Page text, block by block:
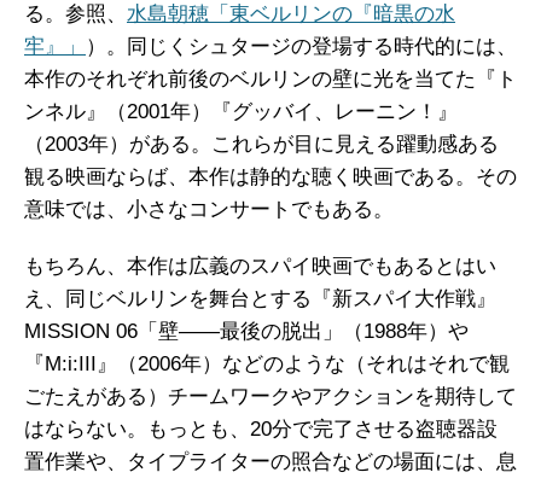
る。参照、 水島朝穂「東ベルリンの『暗黒の水
牢』」
）。同じくシュタージの登場する時代的には、
本作のそれぞれ前後のベルリンの壁に光を当てた『ト
ンネル』（2001年）『グッバイ、レーニン！』
（2003年）がある。これらが目に見える躍動感ある
観る映画ならば、本作は静的な聴く映画である。その
意味では、小さなコンサートでもある。
もちろん、本作は広義のスパイ映画でもあるとはい
え、同じベルリンを舞台とする『新スパイ大作戦』
MISSION 06「壁――最後の脱出」（1988年）や
『M:i:III』（2006年）などのような（それはそれで観
ごたえがある）チームワークやアクションを期待して
はならない。もっとも、20分で完了させる盗聴器設
置作業や、タイプライターの照合などの場面には、息